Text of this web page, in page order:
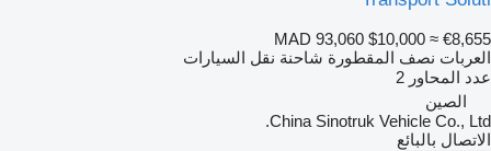
MAD 93,060 $10,000 ≈ €8,655
العربات نصف المقطورة شاحنة نقل السيارات
عدد المحاور 2
الصين
China Sinotruk Vehicle Co., Ltd.
الاتصال بالبائع